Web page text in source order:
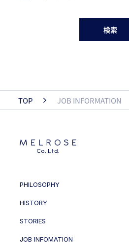
検索
TOP JOB INFORMATION
PHILOSOPHY
HISTORY
STORIES
JOB INFOMATION